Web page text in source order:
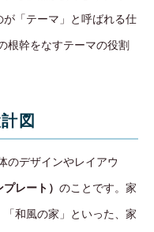
「テーマ」と呼ばれる仕
根幹をなすテーマの役割
図
のデザインやレイアウ
レート） のことです。家
和風の家」といった、家